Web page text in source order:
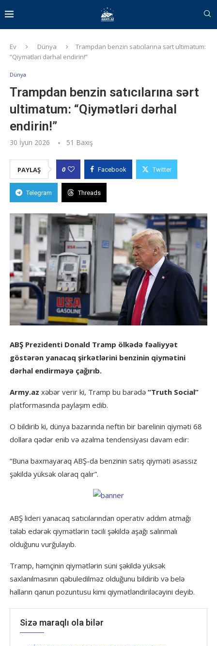
Ev Dünya
Trampdan benzin satıcılarına sərt ultimatum:
“Qiymətləri dərhal endirin!”
Dünya
Trampdan benzin satıcılarına sərt
ultimatum: “Qiymətləri dərhal
endirin!”
30 İyun 2026 51 Baxış
PAYLAŞ 0 Facebook Twitter
Telegram Threads
ABŞ Prezidenti Donald Tramp ölkədə fəaliyyət
göstərən yanacaq şirkətlərini benzinin qiymətini
dərhal endirməyə çağırıb.
Army.az xəbər verir ki, Tramp bu barədə “Truth Social”
platformasında paylaşım edib.
O bildirib ki, dünya bazarında neftin bir barelinin qiyməti 68
dollara qədər enib və azalma tendensiyası davam edir:
“Buna baxmayaraq ABŞ-da benzinin satış qiyməti əsassız
şəkildə yüksək olaraq qalır”.
ABŞ lideri yanacaq satıcılarından operativ addım atmağı
tələb edərək qiymətlərin təcili şəkildə aşağı salınmalı
olduğunu vurğulayıb.
Tramp, həmçinin qiymətlərin süni şəkildə yüksək
saxlanılmasının qəbuledilməz olduğunu bildirib və belə
halların qanun pozuntusu kimi qiymətləndiriləcəyini deyib.
Sizə maraqlı ola bilər